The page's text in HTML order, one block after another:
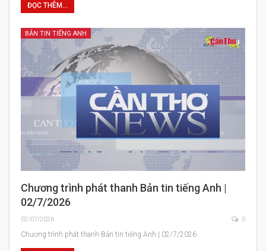
ĐỌC THÊM...
BẢN TIN TIẾNG ANH
Chương trình phát thanh Bản tin tiếng Anh |
02/7/2026
02/07/2026 0
Chương trình phát thanh Bản tin tiếng Anh | 02/7/2026